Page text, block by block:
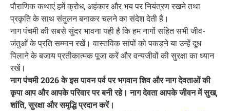
पौराणिक कथाएं हमें क्रोध, अहंकार और भय पर नियंत्रण रखने तथा
प्रकृति के साथ संतुलन बनाकर चलने का संदेश देती हैं।
नाग पंचमी की सबसे सुंदर भावना यही है कि हम नागों सहित सभी जीव-
जंतुओं के प्रति सम्मान रखें। वास्तविक सांपों को पकड़ने या उन्हें दूध
पिलाने के बजाय प्रतीकात्मक पूजा करें और वन्यजीवों की सुरक्षा का ध्यान
रखें।
नाग पंचमी 2026 के इस पावन पर्व पर भगवान शिव और नाग देवताओं की
कृपा आप और आपके परिवार पर बनी रहे। नाग देवता आपके जीवन में सुख,
शांति, सुरक्षा और समृद्धि प्रदान करें।